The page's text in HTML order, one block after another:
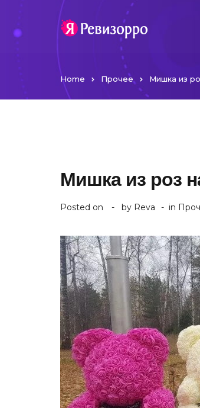
Home Прочее Мишка из
Мишка из роз
Posted on by Reva in